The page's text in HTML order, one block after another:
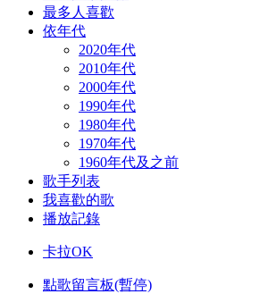
最多人喜歡
依年代
2020年代
2010年代
2000年代
1990年代
1980年代
1970年代
1960年代及之前
歌手列表
我喜歡的歌
播放記錄
卡拉OK
點歌留言板(暫停)